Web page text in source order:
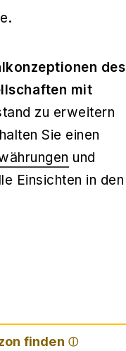
des
mit
zu erweitern
Sie einen
und
Einsichten in den
finden